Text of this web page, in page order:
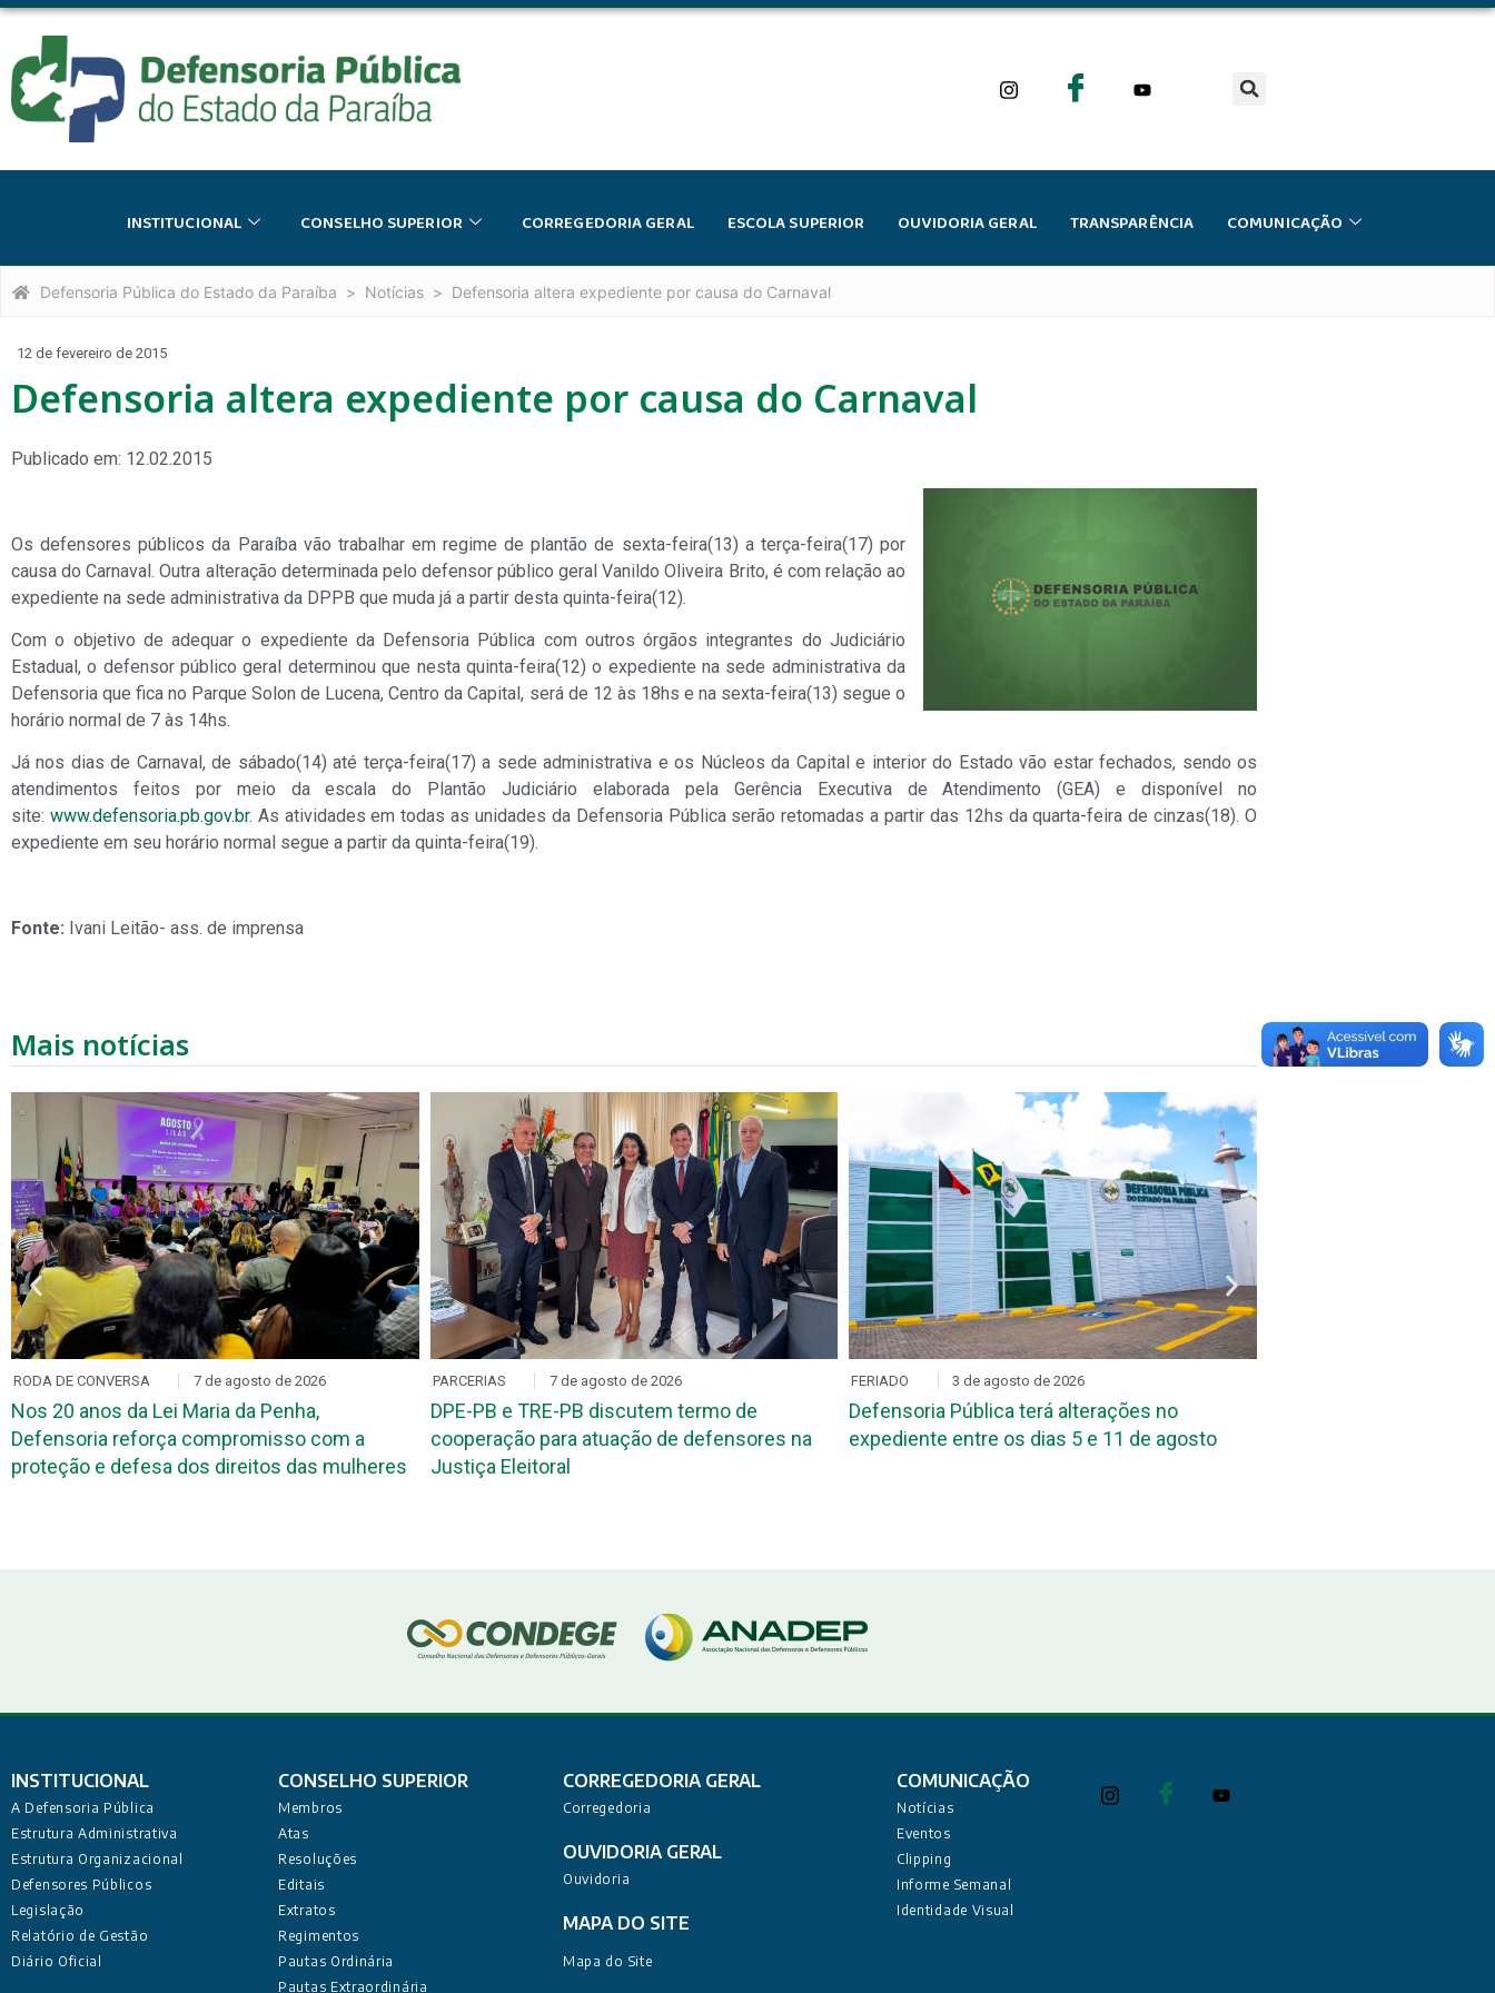
INSTITUCIONAL CONSELHO SUPERIOR CORREGEDORIA GERAL ESCOLA SUPERIOR OUVIDORIA GERAL TRANSPARÊNCIA COMUNICAÇÃO
Defensoria Pública do Estado da Paraíba Notícias Defensoria altera expediente por causa do Carnaval
12 de fevereiro de 2015
Defensoria altera expediente por causa do Carnaval
Publicado em: 12.02.2015
Os defensores públicos da Paraíba vão trabalhar em regime de plantão de sexta-feira(13) a terça-feira(17) por
causa do Carnaval. Outra alteração determinada pelo defensor público geral Vanildo Oliveira Brito, é com relação ao
expediente na sede administrativa da DPPB que muda já a partir desta quinta-feira(12).
Com o objetivo de adequar o expediente da Defensoria Pública com outros órgãos integrantes do Judiciário
Estadual, o defensor público geral determinou que nesta quinta-feira(12) o expediente na sede administrativa da
Defensoria que fica no Parque Solon de Lucena, Centro da Capital, será de 12 às 18hs e na sexta-feira(13) segue o
horário normal de 7 às 14hs.
Já nos dias de Carnaval, de sábado(14) até terça-feira(17) a sede administrativa e os Núcleos da Capital e interior do Estado vão estar fechados, sendo os
atendimentos feitos por meio da escala do Plantão Judiciário elaborada pela Gerência Executiva de Atendimento (GEA) e disponível no
site: www.defensoria.pb.gov.br. As atividades em todas as unidades da Defensoria Pública serão retomadas a partir das 12hs da quarta-feira de cinzas(18). O
expediente em seu horário normal segue a partir da quinta-feira(19).
Fonte: Ivani Leitão- ass. de imprensa
Mais notícias
RODA DE CONVERSA 7 de agosto de 2026
Nos 20 anos da Lei Maria da Penha,
Defensoria reforça compromisso com a
proteção e defesa dos direitos das mulheres
PARCERIAS 7 de agosto de 2026
DPE-PB e TRE-PB discutem termo de
cooperação para atuação de defensores na
Justiça Eleitoral
FERIADO 3 de agosto de 2026
Defensoria Pública terá alterações no
expediente entre os dias 5 e 11 de agosto
INSTITUCIONAL
A Defensoria Pública
Estrutura Administrativa
Estrutura Organizacional
Defensores Públicos
Legislação
Relatório de Gestão
Diário Oficial
CONSELHO SUPERIOR
Membros
Atas
Resoluções
Editais
Extratos
Regimentos
Pautas Ordinária
Pautas Extraordinária
CORREGEDORIA GERAL
Corregedoria
OUVIDORIA GERAL
Ouvidoria
MAPA DO SITE
Mapa do Site
COMUNICAÇÃO
Notícias
Eventos
Clipping
Informe Semanal
Identidade Visual